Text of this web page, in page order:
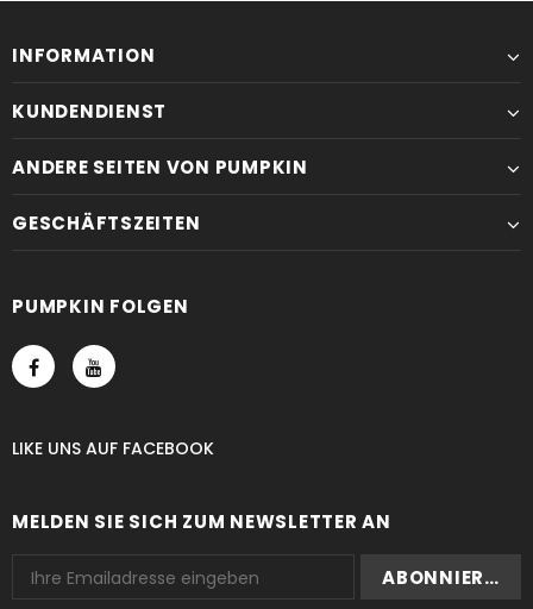
INFORMATION
KUNDENDIENST
ANDERE SEITEN VON PUMPKIN
GESCHÄFTSZEITEN
PUMPKIN FOLGEN
LIKE UNS AUF FACEBOOK
MELDEN SIE SICH ZUM NEWSLETTER AN